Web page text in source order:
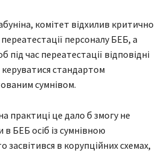
комітет відхилив критично
персоналу БЕБ, а
під час переатестації відповідні
керуватися стандартом
сумнівом.
практиці це дало б змогу не
БЕБ осіб із сумнівною
засвітився в корупційних схемах,